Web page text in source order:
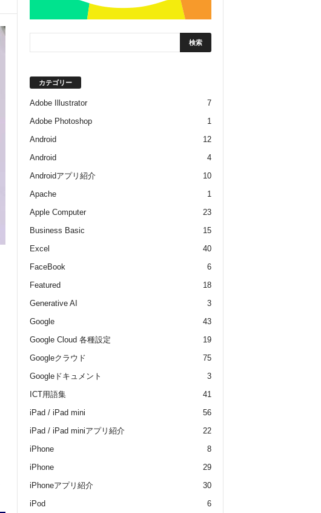
カテゴリー
Adobe Illustrator
7
Adobe Photoshop
1
Android
12
Android
4
Androidアプリ紹介
10
Apache
1
Apple Computer
23
Business Basic
15
Excel
40
FaceBook
6
Featured
18
Generative AI
3
Google
43
Google Cloud 各種設定
19
Googleクラウド
75
Googleドキュメント
3
ICT用語集
41
iPad / iPad mini
56
iPad / iPad miniアプリ紹介
22
iPhone
8
iPhone
29
iPhoneアプリ紹介
30
iPod
6